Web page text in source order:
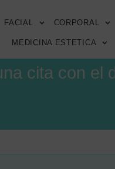
FACIAL CORPORAL
MEDICINA ESTETICA
cita con el